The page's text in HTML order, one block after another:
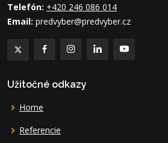
Telefón: +420 246 086 014
Email: predvyber@predvyber.cz
Užitočné odkazy
Home
Referencie